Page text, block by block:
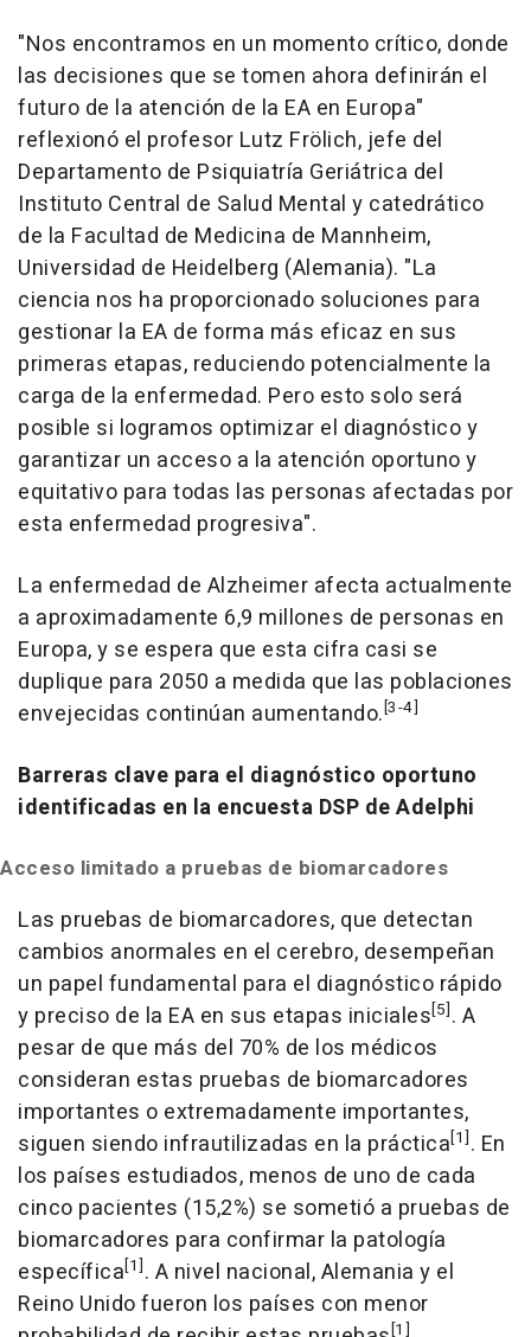
"Nos encontramos en un momento crítico, donde
las decisiones que se tomen ahora definirán el
futuro de la atención de la EA en Europa"
reflexionó el profesor Lutz Frölich, jefe del
Departamento de Psiquiatría Geriátrica del
Instituto Central de Salud Mental y catedrático
de la Facultad de Medicina de Mannheim,
Universidad de Heidelberg (Alemania). "La
ciencia nos ha proporcionado soluciones para
gestionar la EA de forma más eficaz en sus
primeras etapas, reduciendo potencialmente la
carga de la enfermedad. Pero esto solo será
posible si logramos optimizar el diagnóstico y
garantizar un acceso a la atención oportuno y
equitativo para todas las personas afectadas por
esta enfermedad progresiva".
La enfermedad de Alzheimer afecta actualmente
a aproximadamente 6,9 millones de personas en
Europa, y se espera que esta cifra casi se
duplique para 2050 a medida que las poblaciones
envejecidas continúan aumentando. [3-4]
Barreras clave para el diagnóstico oportuno
identificadas en la encuesta DSP de Adelphi
Acceso limitado a pruebas de biomarcadores
Las pruebas de biomarcadores, que detectan
cambios anormales en el cerebro, desempeñan
un papel fundamental para el diagnóstico rápido
y preciso de la EA en sus etapas iniciales[5] . A
pesar de que más del 70% de los médicos
consideran estas pruebas de biomarcadores
importantes o extremadamente importantes,
siguen siendo infrautilizadas en la práctica[1] . En
los países estudiados, menos de uno de cada
cinco pacientes (15,2%) se sometió a pruebas de
biomarcadores para confirmar la patología
específica[1] . A nivel nacional, Alemania y el
Reino Unido fueron los países con menor
[1]